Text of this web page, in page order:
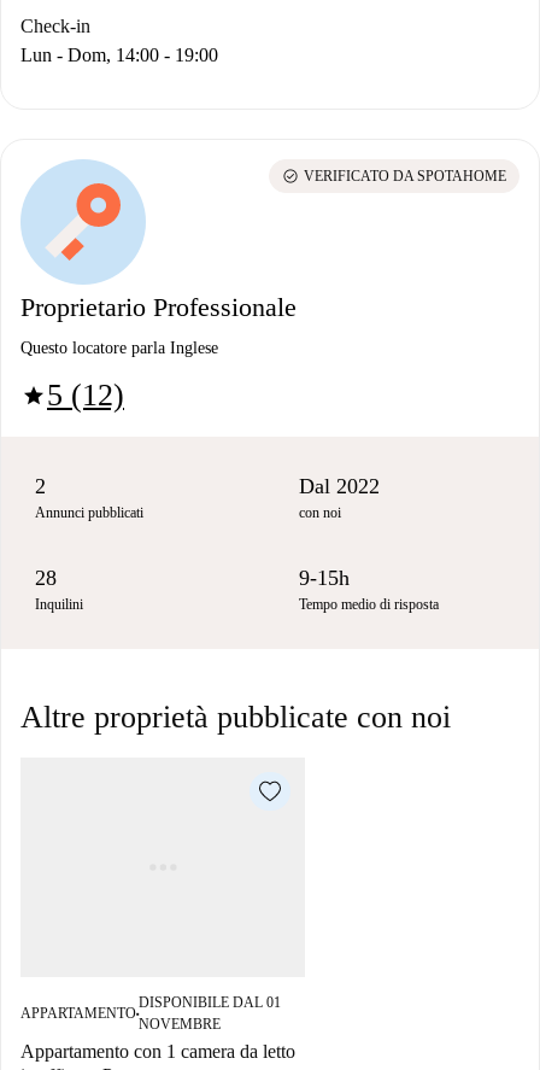
Check-in
Lun - Dom, 14:00 - 19:00
Proprietario Professionale
Questo locatore parla Inglese
star5 (12)
check_circle VERIFICATO DA SPOTAHOME
2
Annunci pubblicati
Dal 2022
con noi
28
Inquilini
9-15h
Tempo medio di risposta
Altre proprietà pubblicate con noi
APPARTAMENTO■
DISPONIBILE DAL 01
NOVEMBRE
Appartamento con 1 camera da letto